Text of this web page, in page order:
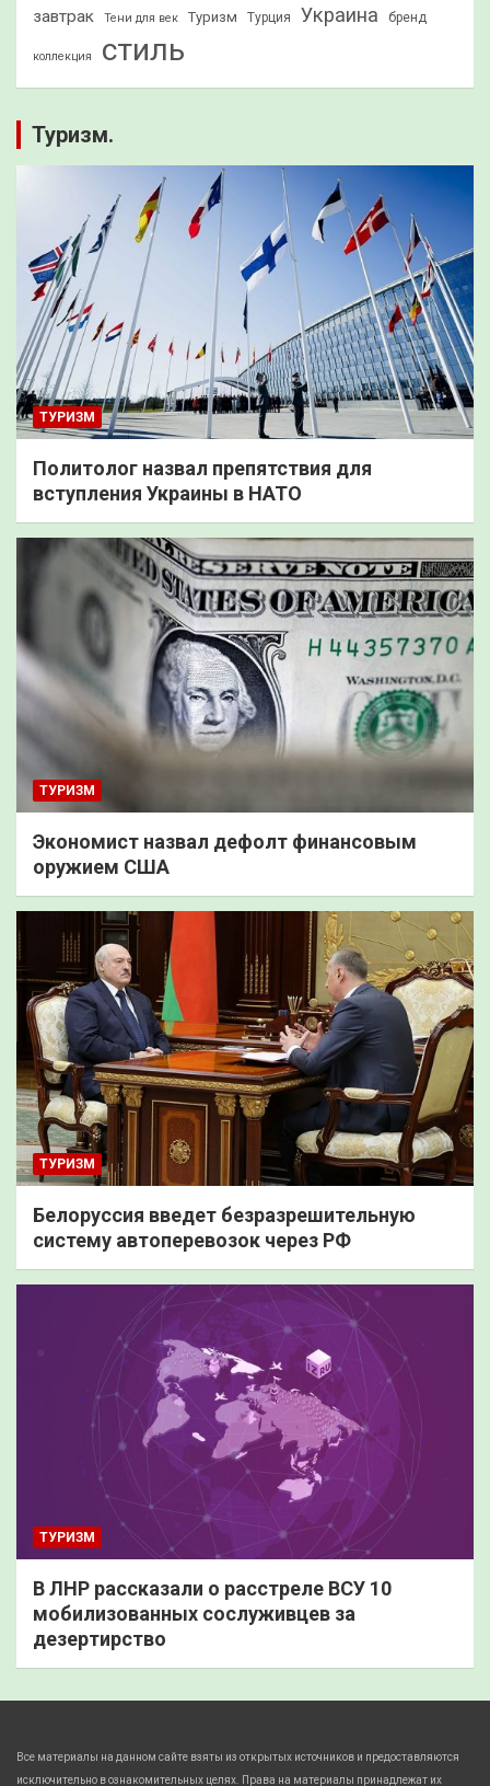
завтрак
Тени для век Туризм Турция Украина бренд
коллекция стиль
Туризм.
ТУРИЗМ
Политолог назвал препятствия для
вступления Украины в НАТО
ТУРИЗМ
Экономист назвал дефолт финансовым
оружием США
ТУРИЗМ
Белоруссия введет безразрешительную
систему автоперевозок через РФ
ТУРИЗМ
В ЛНР рассказали о расстреле ВСУ 10
мобилизованных сослуживцев за
дезертирство
Все материалы на данном сайте взяты из открытых источников и предоставляются
исключительно в ознакомительных целях. Права на материалы принадлежат их